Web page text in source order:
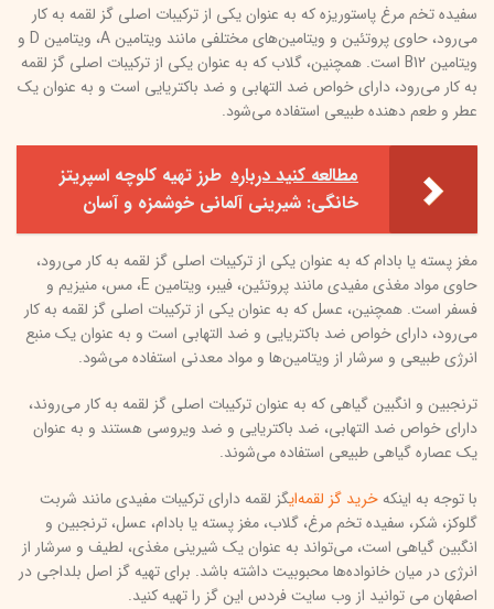
سفیده تخم مرغ پاستوریزه که به عنوان یکی از ترکیبات اصلی گز لقمه به کار
می‌رود، حاوی پروتئین و ویتامین‌های مختلفی مانند ویتامین A، ویتامین D و
ویتامین B12 است. همچنین، گلاب که به عنوان یکی از ترکیبات اصلی گز لقمه
به کار می‌رود، دارای خواص ضد التهابی و ضد باکتریایی است و به عنوان یک
عطر و طعم دهنده طبیعی استفاده می‌شود.
مطالعه کنید درباره‌ طرز تهیه کلوچه اسپریتز
خانگی: شیرینی آلمانی خوشمزه و آسان
مغز پسته یا بادام که به عنوان یکی از ترکیبات اصلی گز لقمه به کار می‌رود،
حاوی مواد مغذی مفیدی مانند پروتئین، فیبر، ویتامین E، مس، منیزیم و
فسفر است. همچنین، عسل که به عنوان یکی از ترکیبات اصلی گز لقمه به کار
می‌رود، دارای خواص ضد باکتریایی و ضد التهابی است و به عنوان یک منبع
انرژی طبیعی و سرشار از ویتامین‌ها و مواد معدنی استفاده می‌شود.
ترنجبین و انگبین گیاهی که به عنوان ترکیبات اصلی گز لقمه به کار می‌روند،
دارای خواص ضد التهابی، ضد باکتریایی و ضد ویروسی هستند و به عنوان
یک عصاره گیاهی طبیعی استفاده می‌شوند.
با توجه به اینکهخرید گز لقمه‌ایگز لقمه دارای ترکیبات مفیدی مانند شربت
گلوکز، شکر، سفیده تخم مرغ، گلاب، مغز پسته یا بادام، عسل، ترنجبین و
انگبین گیاهی است، می‌تواند به عنوان یک شیرینی مغذی، لطیف و سرشار از
انرژی در میان خانواده‌ها محبوبیت داشته باشد. برای تهیه گز اصل بلداجی در
اصفهان می توانید از وب سایت فردس این گز را تهیه کنید.